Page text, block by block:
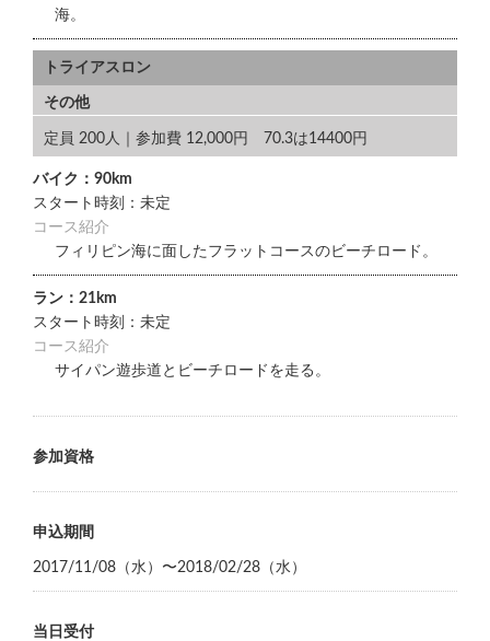
海。
トライアスロン
その他
定員 200人｜参加費 12,000円 70.3は14400円
バイク：90km
スタート時刻：未定
コース紹介
フィリピン海に面したフラットコースのビーチロード。
ラン：21km
スタート時刻：未定
コース紹介
サイパン遊歩道とビーチロードを走る。
参加資格
申込期間
2017/11/08（水）〜2018/02/28（水）
当日受付